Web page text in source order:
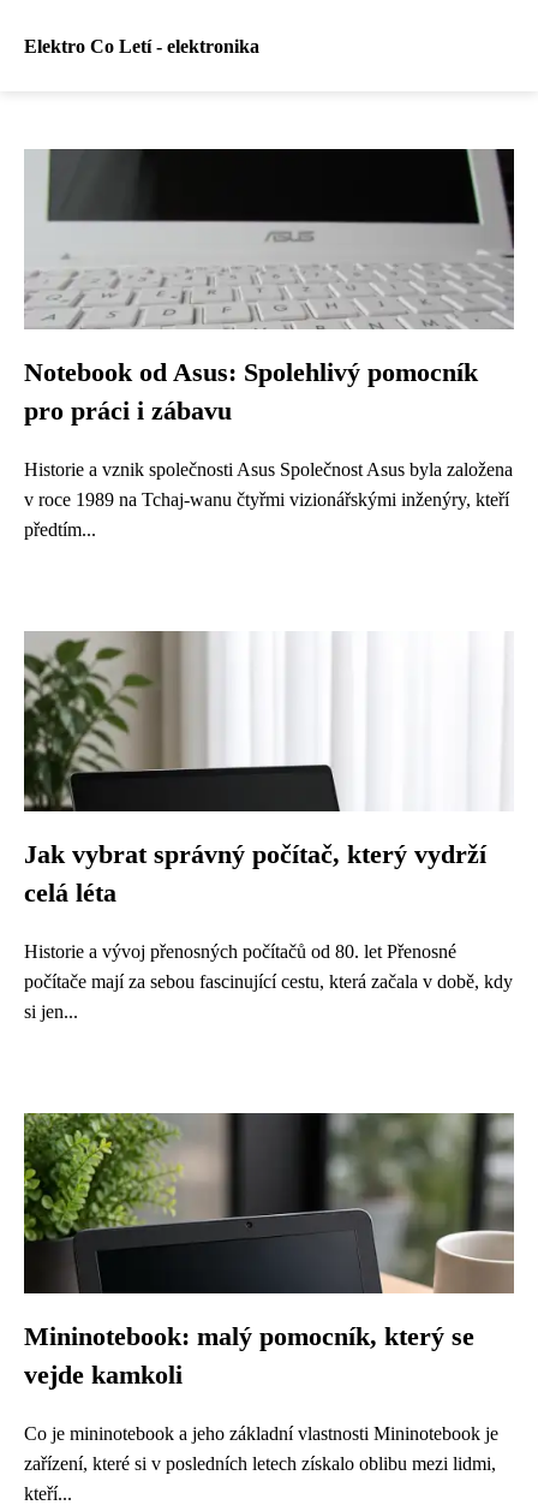
Elektro Co Letí - elektronika
Notebook od Asus: Spolehlivý pomocník
pro práci i zábavu
Historie a vznik společnosti Asus Společnost Asus byla založena
v roce 1989 na Tchaj-wanu čtyřmi vizionářskými inženýry, kteří
předtím...
Jak vybrat správný počítač, který vydrží
celá léta
Historie a vývoj přenosných počítačů od 80. let Přenosné
počítače mají za sebou fascinující cestu, která začala v době, kdy
si jen...
Mininotebook: malý pomocník, který se
vejde kamkoli
Co je mininotebook a jeho základní vlastnosti Mininotebook je
zařízení, které si v posledních letech získalo oblibu mezi lidmi,
kteří...